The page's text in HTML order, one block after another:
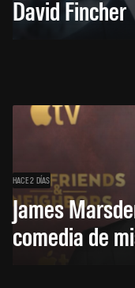
David Fincher
HACE 2 DÍAS
James
comedia de